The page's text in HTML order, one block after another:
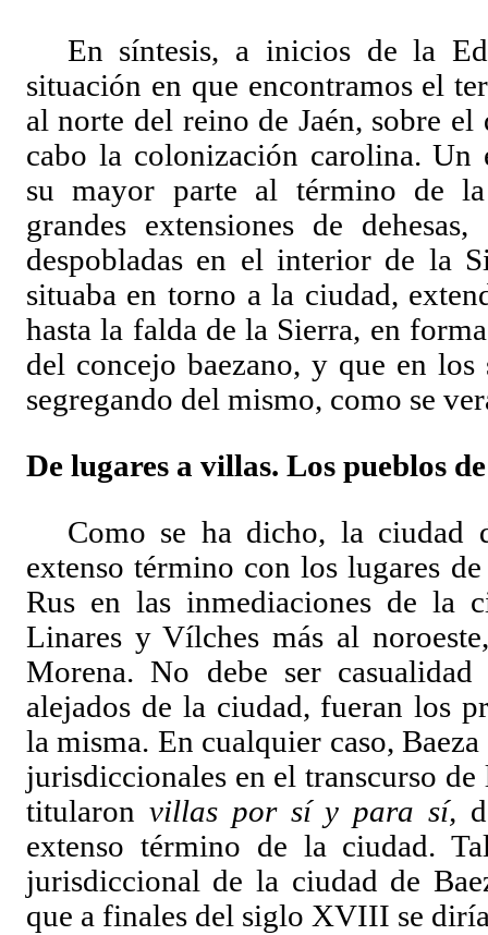
En síntesis, a inicios de la
situación en que encontramos el
al norte del reino de Jaén, sobre el
cabo la colonización carolina. Un
su mayor parte al término de
grandes extensiones de
despobladas en el interior de la
situaba en torno a la ciudad,
hasta la falda de la Sierra, en
del concejo baezano, y que en
segregando del mismo, como se
De lugares a villas. Los pueblos
Como se ha dicho, la ciudad
extenso término con los lugares
Rus en las inmediaciones de la
Linares y Vílches más al
Morena. No debe ser
alejados de la ciudad, fueran los
la misma. En cualquier caso,
jurisdiccionales en el transcurso
titularon villas por sí y para sí,
extenso término de la ciudad.
jurisdiccional de la ciudad de
que a finales del siglo XVIII se